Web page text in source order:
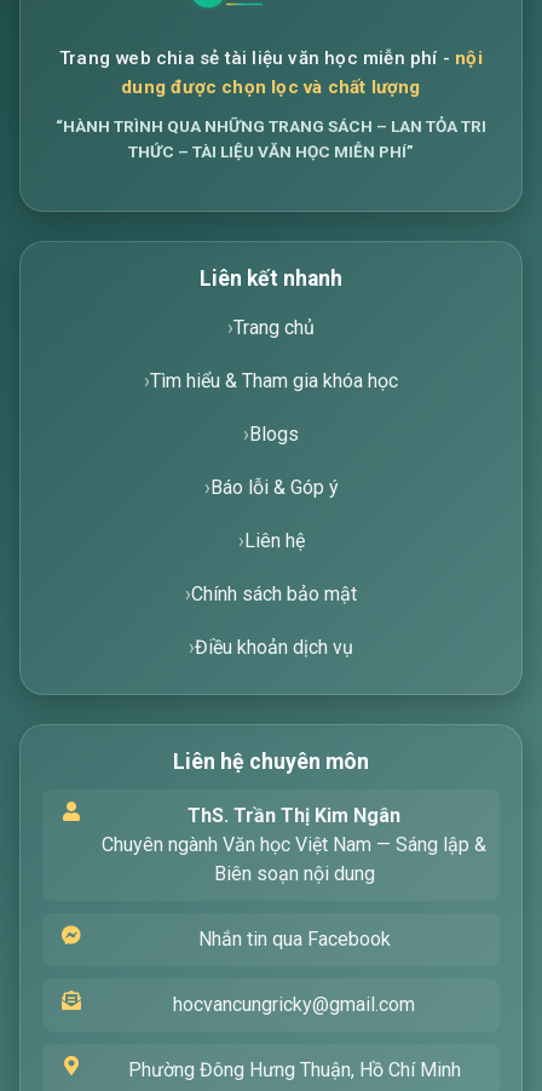
tìm kiếm các bài viết về văn học. Hãy nhập từ
khóa mà bạn quan tâm, tôi sẽ giúp bạn ngay
Trang web chia sẻ tài liệu văn học miễn phí - nội
dung được chọn lọc và chất lượng
“HÀNH TRÌNH QUA NHỮNG TRANG SÁCH – LAN TỎA TRI
THỨC – TÀI LIỆU VĂN HỌC MIỄN PHÍ”
Liên kết nhanh
Trang chủ
Tìm hiểu & Tham gia khóa học
Blogs
Báo lỗi & Góp ý
Liên hệ
Chính sách bảo mật
Điều khoản dịch vụ
Liên hệ chuyên môn
ThS. Trần Thị Kim Ngân
Chuyên ngành Văn học Việt Nam — Sáng lập &
Biên soạn nội dung
Nhắn tin qua Facebook
hocvancungricky@gmail.com
Phường Đông Hưng Thuận, Hồ Chí Minh